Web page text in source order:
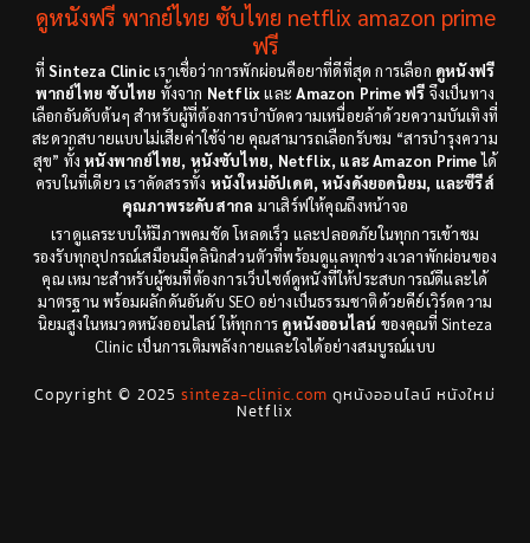
Dance เต้น (6)
Detective สืบสวน(18)
Disaster(9)
Disney+(8)
Documentary สารคดี(3)
Documentary สารคดี(12)
Drama ดราม่า(29)
Drama ดราม่า(278)
1971
1962
ดูหนังฟรี พากย์ไทย ซับไทย netflix amazon prime
ฟรี
ที่Sinteza Clinicเราเชื่อว่าการพักผ่อนคือยาที่ดีที่สุด การเลือก ดูหนังฟรี
พากย์ไทย ซับไทย ทั้งจาก NetflixและAmazon Prime ฟรี จึงเป็นทาง
เลือกอันดับต้นๆ สำหรับผู้ที่ต้องการบำบัดความเหนื่อยล้าด้วยความบันเทิงที่
สะดวกสบายแบบไม่เสียค่าใช้จ่าย คุณสามารถเลือกรับชม “สารบำรุงความ
สุข” ทั้งหนังพากย์ไทย, หนังซับไทย, Netflix, และ Amazon Primeได้
ครบในที่เดียว เราคัดสรรทั้ง หนังใหม่อัปเดต, หนังดังยอดนิยม, และซีรีส์
คุณภาพระดับสากล มาเสิร์ฟให้คุณถึงหน้าจอ
เราดูแลระบบให้มีภาพคมชัด โหลดเร็ว และปลอดภัยในทุกการเข้าชม
รองรับทุกอุปกรณ์เสมือนมีคลินิกส่วนตัวที่พร้อมดูแลทุกช่วงเวลาพักผ่อนของ
คุณ เหมาะสำหรับผู้ชมที่ต้องการเว็บไซต์ดูหนังที่ให้ประสบการณ์ดีและได้
มาตรฐาน พร้อมผลักดันอันดับ SEO อย่างเป็นธรรมชาติด้วยคีย์เวิร์ดความ
นิยมสูงในหมวดหนังออนไลน์ ให้ทุกการ ดูหนังออนไลน์ ของคุณที่ Sinteza
Clinic เป็นการเติมพลังกายและใจได้อย่างสมบูรณ์แบบ
Copyright © 2025sinteza-clinic.com ดูหนังออนไลน์ หนังใหม่
Netflix